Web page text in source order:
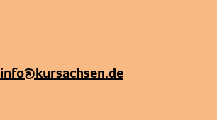
info@kursachsen.de